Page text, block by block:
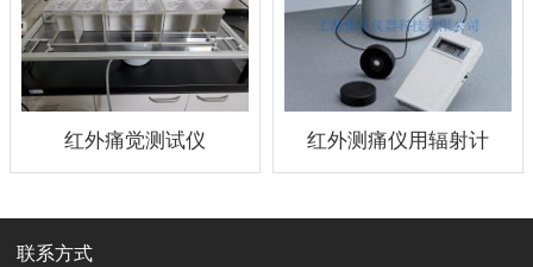
红外痛觉测试仪 红外测痛仪用辐射计
联系方式